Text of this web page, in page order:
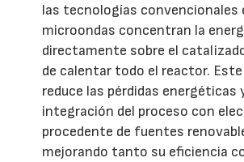
las tecnologías convencionales
microondas concentran la
directamente sobre el
de calentar todo el reactor.
reduce las pérdidas
integración del proceso con
procedente de fuentes
mejorando tanto su eficiencia